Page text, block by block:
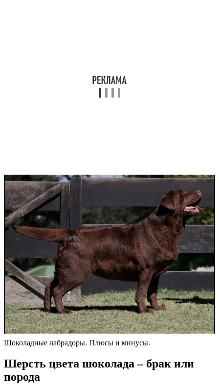
Шоколадные лабрадоры. Плюсы и минусы.
Шерсть цвета шоколада – брак или
порода